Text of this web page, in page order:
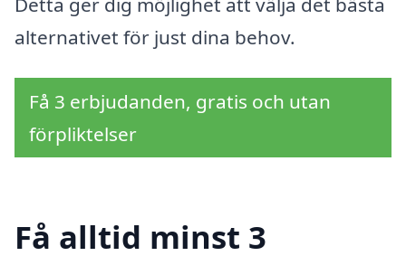
alternativet för just dina behov.
Få 3 erbjudanden, gratis och utan
förpliktelser
Få alltid minst 3